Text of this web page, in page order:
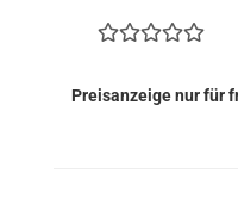
(50 Stück = 109,50
Preisanzeige nur für